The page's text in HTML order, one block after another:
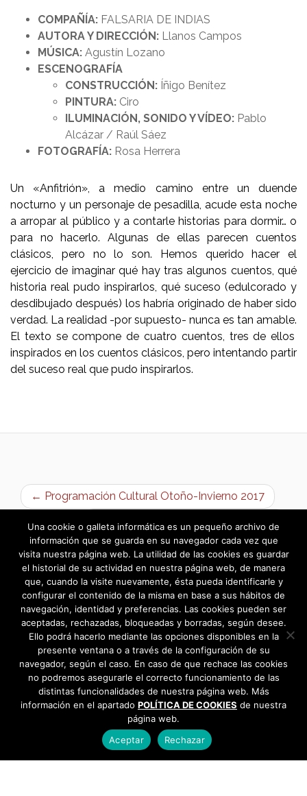
COMPAÑÍA: FALSARIA DE INDIAS
AUTORA Y DIRECCIÓN: Llanos Campos
MÚSICA: Agustín Lozano
ESCENOGRAFÍA
CONSTRUCCIÓN: Íñigo Benítez
PINTURA: Ciro
ILUMINACIÓN, SONIDO Y VÍDEO: Pablo
Alcázar / Raúl Sáez
FOTOGRAFÍA: Rosa Herrera
Un «Anfitrión», a medio camino entre un duende
nocturno y un personaje de pesadilla, acude esta noche
a arropar al público y a contarle historias para dormir… o
para no hacerlo.Algunas de ellas parecen cuentos
clásicos, pero no lo son.
Hemos querido hacer el
ejercicio de imaginar qué hay tras algunos cuentos, qué
historia real pudo inspirarlos, qué suceso (edulcorado y
desdibujado después) los habría originado de haber sido
verdad. La realidad -por supuesto- nunca es tan amable.
El texto se compone de cuatro cuentos, tres de ellos
inspirados en los cuentos clásicos, pero intentando partir
del suceso real que pudo inspirarlos.
← Programación Cultural Otoño-Invierno 2017
Teatro musical: Tarzán, el musical →
Una cookie o galleta informática es un pequeño archivo de
información que se guarda en su navegador cada vez que
visita nuestra página web. La utilidad de las cookies es guardar
el historial de su actividad en nuestra página web, de manera
que, cuando la visite nuevamente, ésta pueda identificarle y
configurar el contenido de la misma en base a sus hábitos de
navegación, identidad y preferencias. Las cookies pueden ser
aceptadas, rechazadas, bloqueadas y borradas, según desee.
Ello podrá hacerlo mediante las opciones disponibles en la
presente ventana o a través de la configuración de su
navegador, según el caso. En caso de que rechace las cookies
no podremos asegurarle el correcto funcionamiento de las
distintas funcionalidades de nuestra página web. Más
información en el apartado POLÍTICA DE COOKIES de nuestra
página web.
Aceptar
Rechazar